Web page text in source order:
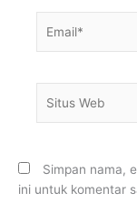
Web
Simpan nama,
ini untuk komentar